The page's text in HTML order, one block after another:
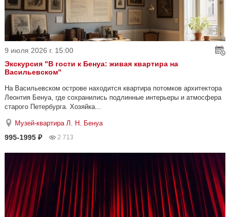
9 июля 2026 г. 15:00
Экскурсия "В гости к Бенуа: живая квартира на
Васильевском"
На Васильевском острове находится квартира потомков архитектора
Леонтия Бенуа, где сохранились подлинные интерьеры и атмосфера
старого Петербурга. Хозяйка...
Музей-квартира Л. Н. Бенуа
995-1995 ₽ 2 713